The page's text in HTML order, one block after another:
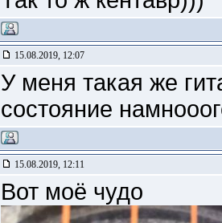
15.08.2019, 12:07
У меня такая же
состояние
15.08.2019, 12:11
Вот моё чудо